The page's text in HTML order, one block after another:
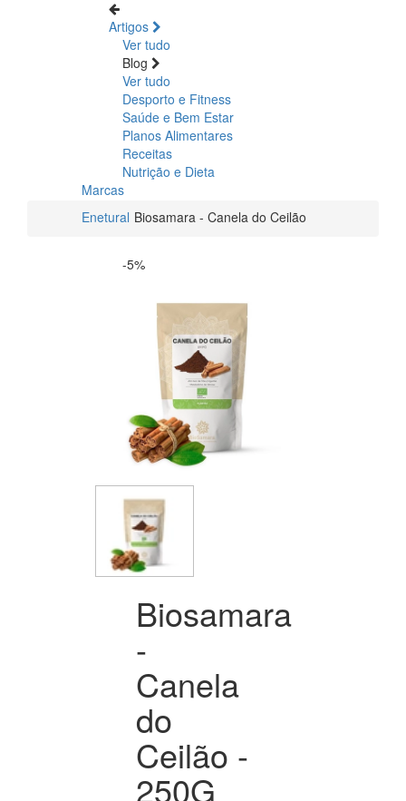
Artigos
Ver tudo
Blog
Ver tudo
Desporto e Fitness
Saúde e Bem Estar
Planos Alimentares
Receitas
Nutrição e Dieta
Marcas
Enetural Biosamara - Canela do Ceilão
-5%
Biosamara
-
Canela
do
Ceilão -
250G